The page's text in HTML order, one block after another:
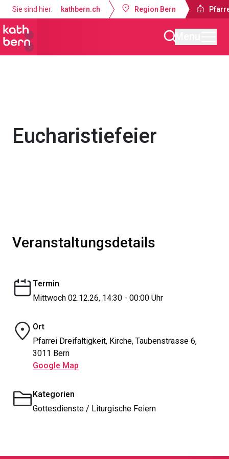
Sie sind hier: kathbern.ch Region Bern
Eucharistiefeier
Veranstaltungsdetails
Termin
Mittwoch 02.12.26, 14:30 - 00:00 Uhr
Ort
Pfarrei Dreifaltigkeit, Kirche, Taubenstrasse 6,
3011 Bern
Google Map
Kategorien
Gottesdienste / Liturgische Feiern